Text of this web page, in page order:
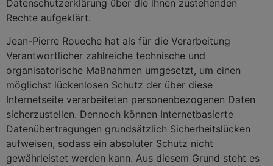
Datenschutzerklärung über die ihnen zustehenden
Rechte aufgeklärt.
Jean-Pierre Roueche hat als für die Verarbeitung
Verantwortlicher zahlreiche technische und
organisatorische Maßnahmen umgesetzt, um einen
möglichst lückenlosen Schutz der über diese
Internetseite verarbeiteten personenbezogenen Daten
sicherzustellen. Dennoch können Internetbasierte
Datenübertragungen grundsätzlich Sicherheitslücken
aufweisen, sodass ein absoluter Schutz nicht
gewährleistet werden kann. Aus diesem Grund steht es